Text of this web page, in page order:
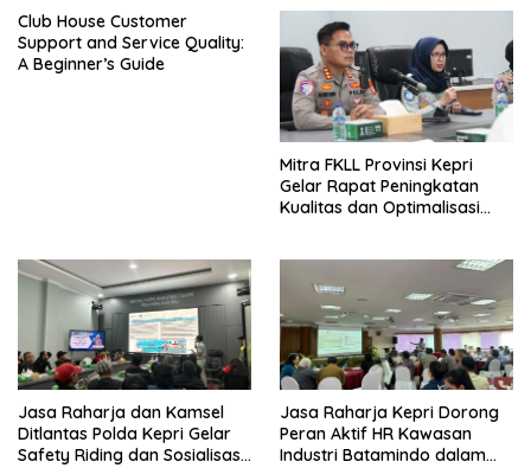
Club House Customer
Support and Service Quality:
A Beginner’s Guide
Mitra FKLL Provinsi Kepri
Gelar Rapat Peningkatan
Kualitas dan Optimalisasi
Jasa Raharja dan Kamsel
Ditlantas Polda Kepri Gelar
Safety Riding dan Sosialisasi
Jasa Raharja Kepri Dorong
Peran Aktif HR Kawasan
Industri Batamindo dalam